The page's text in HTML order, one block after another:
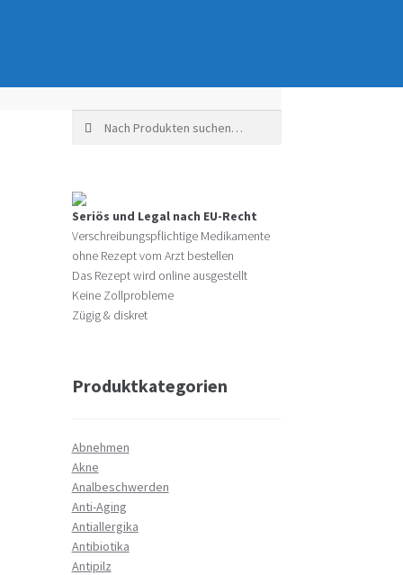
Suche nach:
Seriös und Legal nach EU-Recht
Verschreibungspflichtige Medikamente
ohne Rezept vom Arzt bestellen
Das Rezept wird online ausgestellt
Keine Zollprobleme
Zügig & diskret
Produktkategorien
Abnehmen
Akne
Analbeschwerden
Anti-Aging
Antiallergika
Antibiotika
Antipilz